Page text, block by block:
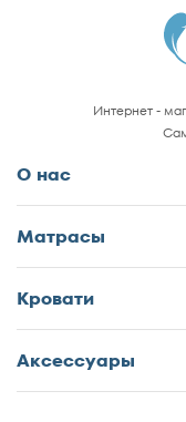
Интернет -
О нас
Матрасы
Кровати
Аксессуары